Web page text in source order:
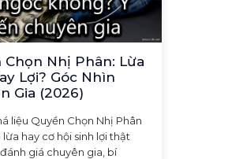
Chọn Nhị Phân: Lừa
Lợi? Góc Nhìn
Gia (2026)
liệu Quyền Chọn Nhị Phân
hay cơ hội sinh lợi thật
giá chuyên gia, bí